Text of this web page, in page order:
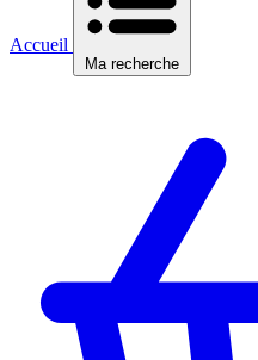
Accueil
Ma recherche